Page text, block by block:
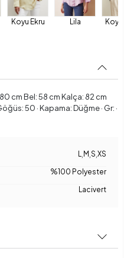
Koyu Ekru Lila Koyu
cm Bel: 58 cm Kalça: 82 cm
50 · Kapama: Düğme · Gr: ·
L M S XS
%100 Polyester
Lacivert